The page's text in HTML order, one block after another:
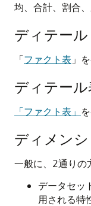
均、合計、割合
ディテール
「ファクト表 」
ディテール
「ファクト表」
ディメン
一般に、2通りの
データセッ
用される特